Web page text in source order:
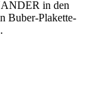
in den
Buber-Plakette-